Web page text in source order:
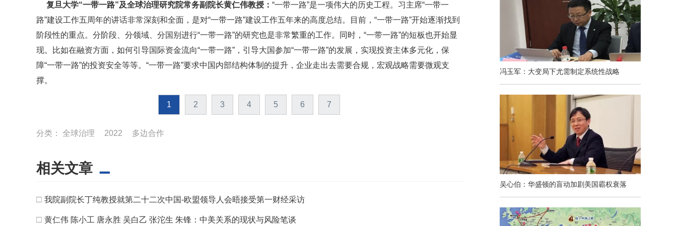
复旦大学“一带一路”及全球治理研究院常务副院长黄仁伟教授： “一带一路”是一项伟大的历史工程。习主席“一带一
路”建设工作五周年的讲话非常深刻和全面，是对“一带一路”建设工作五年来的高度总结。目前，“一带一路”开始逐渐找到
阶段性的重点。分阶段、分领域、分国别进行“一带一路”的研究也是非常繁重的工作。同时，“一带一路”的短板也开始显
现。比如在融资方面，如何引导国际资金流向“一带一路”，引导大国参加“一带一路”的发展，实现投资主体多元化，保
障“一带一路”的投资安全等等。“一带一路”要求中国内部结构体制的提升，企业走出去需要合规，宏观战略需要微观支
撑。
1 2 3 4 5 6 7
分类： 全球治理 2022 多边合作
相关文章
□ 我院副院长丁纯教授就第二十二次中国-欧盟领导人会晤接受第一财经采访
□ 黄仁伟 陈小工 唐永胜 吴白乙 张沱生 朱锋：中美关系的现状与风险笔谈
冯玉军：大变局下尤需制定系统性战略
吴心伯：华盛顿的盲动加剧美国霸权衰落